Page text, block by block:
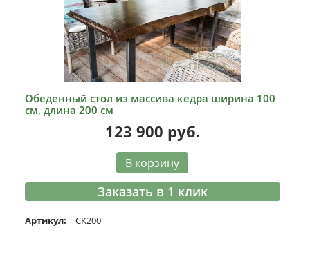
Обеденный стол из массива кедра ширина 100
см, длина 200 см
123 900 руб.
В корзину
Заказать в 1 клик
Артикул: СК200